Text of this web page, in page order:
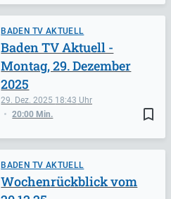
BADEN TV AKTUELL
bookmark_border
29. Dez. 2025 18:43
20:00 Min.
Baden TV Aktuell -
Montag, 29. Dezember
2025
BADEN TV AKTUELL
Wochenrückblick vom